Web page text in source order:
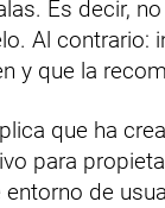
Es decir,
Al contrario:
y que la
que ha
para
entorno de